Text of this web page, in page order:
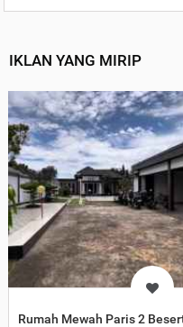
IKLAN YANG MIRIP
Rumah Mewah Paris 2